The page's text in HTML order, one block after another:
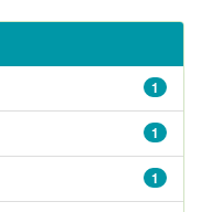
1
1
1